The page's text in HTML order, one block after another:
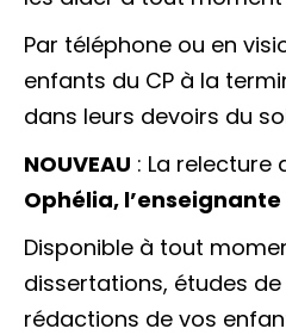
Par téléphone ou en
enfants du CP à la
dans leurs devoirs du
NOUVEAU : La relecture
Ophélia, l’enseignante
Disponible à tout
dissertations, études
rédactions de vos